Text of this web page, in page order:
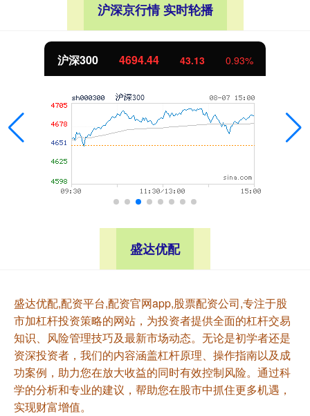
沪深京行情 实时轮播
沪深300 4694.44 43.13 0.93%
盛达优配
盛达优配,配资平台,配资官网app,股票配资公司,专注于股
市加杠杆投资策略的网站，为投资者提供全面的杠杆交易
知识、风险管理技巧及最新市场动态。无论是初学者还是
资深投资者，我们的内容涵盖杠杆原理、操作指南以及成
功案例，助力您在放大收益的同时有效控制风险。通过科
学的分析和专业的建议，帮助您在股市中抓住更多机遇，
实现财富增值。